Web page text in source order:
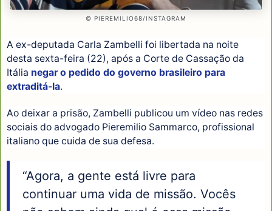
© PIEREMILIO68/INSTAGRAM
A ex-deputada Carla Zambelli foi libertada na noite
desta sexta-feira (22), após a Corte de Cassação da
Itália negar o pedido do governo brasileiro para
extraditá-la.
Ao deixar a prisão, Zambelli publicou um vídeo nas redes
sociais do advogado Pieremilio Sammarco, profissional
italiano que cuida de sua defesa.
“Agora, a gente está livre para
continuar uma vida de missão. Vocês